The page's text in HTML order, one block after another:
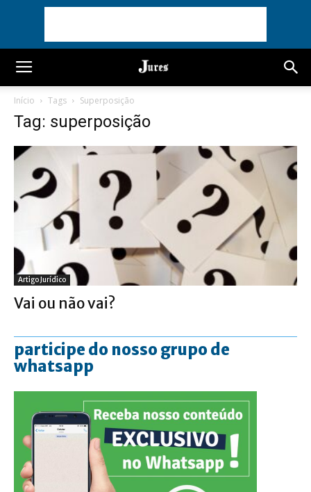
Início Tags Superposição
Tag: superposição
Artigo Jurídico
Vai ou não vai?
participe do nosso grupo de
whatsapp